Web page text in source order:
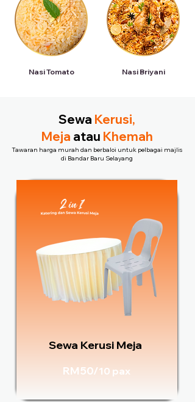
Nasi Tomato Nasi Briyani
Sewa Kerusi,
Meja atau Khemah
Tawaran harga murah dan berbaloi untuk pelbagai majlis
di Bandar Baru Selayang
Sewa Kerusi Meja
RM50/10 pax